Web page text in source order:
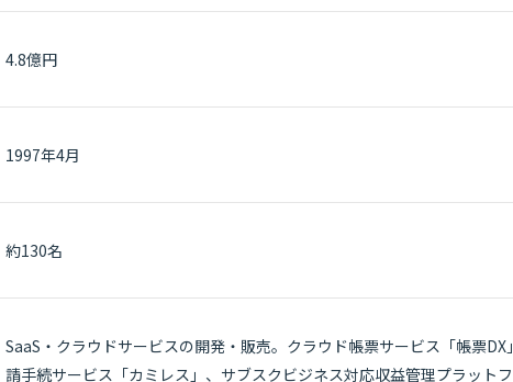
4.8億円
1997年4月
約130名
SaaS・クラウドサービスの開発・販売。クラウド帳票サービス「帳票
請手続サービス「カミレス」、サブスクビジネス対応収益管理プラット